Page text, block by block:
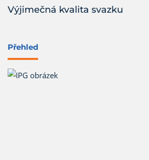
Výjimečná kvalita svazku
Přehled